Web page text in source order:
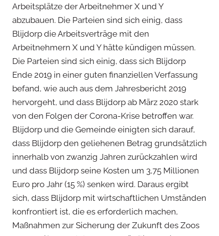
Arbeitsplätze der Arbeitnehmer X und Y
abzubauen. Die Parteien sind sich einig, dass
Blijdorp die Arbeitsverträge mit den
Arbeitnehmern X und Y hätte kündigen müssen.
Die Parteien sind sich einig, dass sich Blijdorp
Ende 2019 in einer guten finanziellen Verfassung
befand, wie auch aus dem Jahresbericht 2019
hervorgeht, und dass Blijdorp ab März 2020 stark
von den Folgen der Corona-Krise betroffen war.
Blijdorp und die Gemeinde einigten sich darauf,
dass Blijdorp den geliehenen Betrag grundsätzlich
innerhalb von zwanzig Jahren zurückzahlen wird
und dass Blijdorp seine Kosten um 3,75 Millionen
Euro pro Jahr (15 %) senken wird. Daraus ergibt
sich, dass Blijdorp mit wirtschaftlichen Umständen
konfrontiert ist, die es erforderlich machen,
Maßnahmen zur Sicherung der Zukunft des Zoos